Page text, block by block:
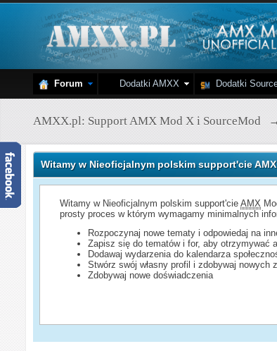
Forum Dodatki AMXX Dodatki
AMXX.pl: Support AMX Mod X i SourceMod
Witamy w Nieoficjalnym polskim support'cie
Witamy w Nieoficjalnym polskim support'cieAMX
prosty proces w którym wymagamy minimalnych
Rozpoczynaj nowe tematy i odpowiedaj na
Zapisz się do tematów i for, aby otrzymywać
Dodawaj wydarzenia do kalendarza
Stwórz swój własny profil i zdobywaj nowych
Zdobywaj nowe doświadczenia